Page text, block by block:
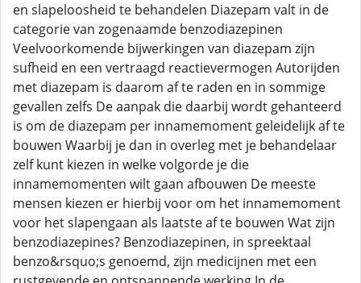
en slapeloosheid te behandelen Diazepam valt in de
categorie van zogenaamde benzodiazepinen
Veelvoorkomende bijwerkingen van diazepam zijn
sufheid en een vertraagd reactievermogen Autorijden
met diazepam is daarom af te raden en in sommige
gevallen zelfs De aanpak die daarbij wordt gehanteerd
is om de diazepam per innamemoment geleidelijk af te
bouwen Waarbij je dan in overleg met je behandelaar
zelf kunt kiezen in welke volgorde je die
innamemomenten wilt gaan afbouwen De meeste
mensen kiezen er hierbij voor om het innamemoment
voor het slapengaan als laatste af te bouwen Wat zijn
benzodiazepines? Benzodiazepinen, in spreektaal
benzo&rsquo;s genoemd, zijn medicijnen met een